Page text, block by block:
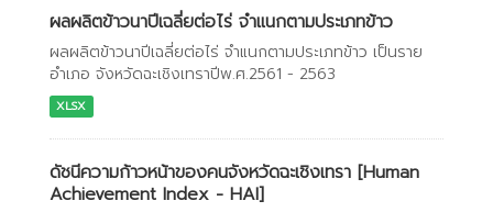
ผลผลิตข้าวนาปีเฉลี่ยต่อไร่ จำแนกตามประเภทข้าว
ผลผลิตข้าวนาปีเฉลี่ยต่อไร่ จำแนกตามประเภทข้าว เป็นราย
อำเภอ จังหวัดฉะเชิงเทราปีพ.ศ.2561 - 2563
XLSX
ดัชนีความก้าวหน้าของคนจังหวัดฉะเชิงเทรา [Human
Achievement Index - HAI]